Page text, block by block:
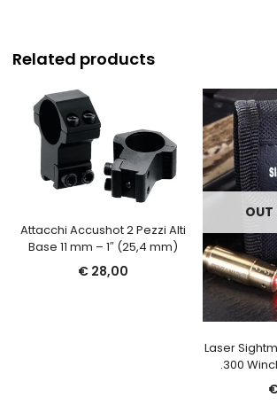
Related products
Attacchi Accushot 2 Pezzi Alti
Base 11 mm – 1″ (25,4 mm)
€ 28,00
OUT
Laser
.300